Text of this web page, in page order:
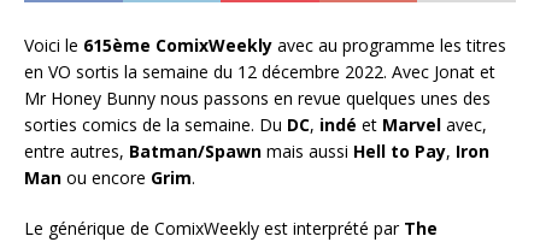
Voici le 615ème ComixWeekly avec au programme les titres
en VO sortis la semaine du 12 décembre 2022. Avec Jonat et
Mr Honey Bunny nous passons en revue quelques unes des
sorties comics de la semaine. Du DC, indé et Marvel avec,
entre autres, Batman/Spawn mais aussi Hell to Pay, Iron
Man ou encore Grim.
Le générique de ComixWeekly est interprété par The